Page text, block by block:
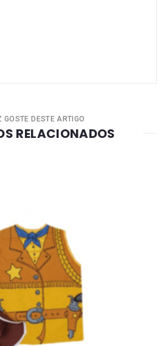
GOSTE DESTE ARTIGO
RELACIONADOS